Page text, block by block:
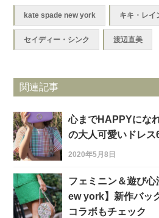
kate spade new york キキ・レイ
セイディー・シンク 渡辺直美
関連記事
心までHAPPYにな
の大人可愛いドレス
2020年5月8日
フェミニン＆遊び
ew york】新作バッ
コラボもチェック